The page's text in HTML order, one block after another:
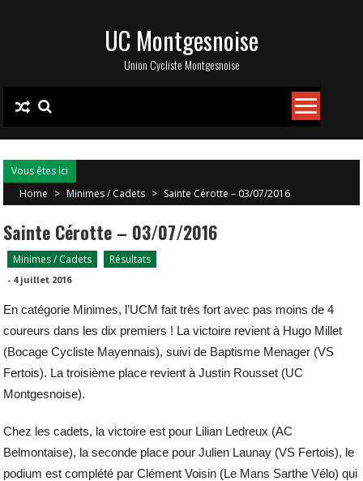
UC Montgesnoise
Union Cycliste Montgesnoise
Vous êtes ici
Home > Minimes / Cadets > Sainte Cérotte – 03/07/2016
Sainte Cérotte – 03/07/2016
Minimes / Cadets Résultats
- 4 juillet 2016
En catégorie Minimes, l’UCM fait très fort avec pas moins de 4
coureurs dans les dix premiers ! La victoire revient à Hugo Millet
(Bocage Cycliste Mayennais), suivi de Baptisme Menager (VS
Fertois). La troisième place revient à Justin Rousset (UC
Montgesnoise).
Chez les cadets, la victoire est pour Lilian Ledreux (AC
Belmontaise), la seconde place pour Julien Launay (VS Fertois), le
podium est complété par Clément Voisin (Le Mans Sarthe Vélo) qui